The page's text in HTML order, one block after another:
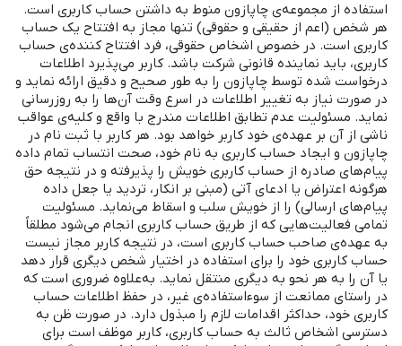
استفاده از مجموعه‌ی چاپازون منوط به داشتن حساب کاربری است.
هر شخص (اعم از حقیقی و حقوقی) تنها مجاز به افتتاح یک حساب
کاربری است. در خصوص اشخاص حقوقی، فرد افتتاح‌ کننده‌ی حساب
کاربری، باید نماینده‌ قانونی شرکت باشد. کاربر می‌پذیرد اطلاعات
درخواست‌ شده توسط چاپازون را به ‌طور صحیح و دقیق ارائه نماید و
در صورت نیاز به تغییر اطلاعات در اسرع وقت آن‌ها را به ‌روز‌رسانی
نماید. مسئولیت عدم تطابق اطلاعات مندرج با واقع و کلیه‌ی عواقب
ناشی از آن بر عهده‌ی خود کاربر خواهد بود. هر کاربر با ثبت ‌نام در
چاپازون و ایجاد حساب کاربری به نام خود، صحت انتساب تمام داده
پیام‌‌های صادره از حساب کاربری خویش را پذیرفته و در نتیجه حق
هرگونه اعتراض یا ادعای آتی (مبنی بر انکار، تردید یا جعل داده‌
پیام‌های ارسالی) را از خویش سلب و اسقاط می‌‌نماید. مسئولیت
تمامی فعالیت‌هایی که از طریق حساب کاربری انجام می‌‌شود مطلقاً
به ‌عهده‌ی صاحب حساب کاربری است، در نتیجه کاربر مجاز نیست
حساب کاربری خود را برای استفاده در اختیار شخص دیگری قرار دهد
یا آن را به هر نحو به دیگری منتقل نماید. به‌علاوه ضروری است که
در راستای ممانعت از سوءاستفاده‌ی غیر، در حفظ اطلاعات حساب
کاربری خود، حداکثر اقدامات لازم را مبذول دارد. در صورت ظن به
دسترسی اشخاص ثالث به حساب کاربری، کاربر موظف است برای